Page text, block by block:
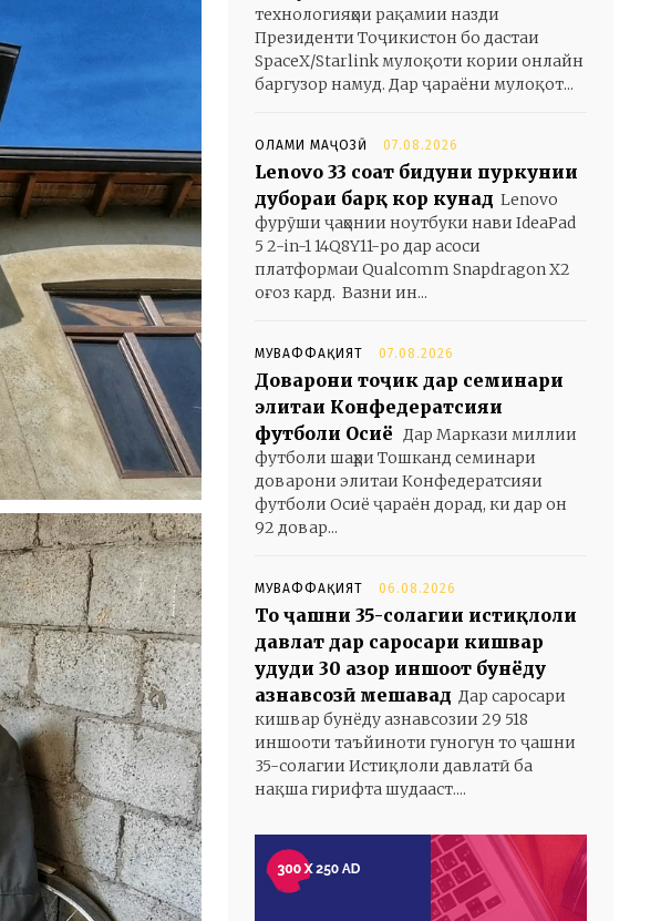
технологияҳои рақамии назди
Президенти Тоҷикистон бо дастаи
SpaceX/Starlink мулоқоти кории онлайн
баргузор намуд. Дар ҷараёни мулоқот...
ОЛАМИ МАҶОЗӢ 07.08.2026
Lenovo 33 соат бидуни пуркунии
дубораи барқ кор кунад Lenovo
фурӯши ҷаҳонии ноутбуки нави IdeaPad
5 2-in-1 14Q8Y11-ро дар асоси
платформаи Qualcomm Snapdragon X2
оғоз кард. Вазни ин...
МУВАФФАҚИЯТ 07.08.2026
Доварони тоҷик дар семинари
элитаи Конфедератсияи
футболи Осиё Дар Маркази миллии
футболи шаҳри Тошканд семинари
доварони элитаи Конфедератсияи
футболи Осиё ҷараён дорад, ки дар он
92 довар...
МУВАФФАҚИЯТ 06.08.2026
То ҷашни 35-солагии истиқлоли
давлат дар саросари кишвар
ҳудуди 30 ҳазор иншоот бунёду
азнавсозӣ мешавад Дар саросари
кишвар бунёду азнавсозии 29 518
иншооти таъйиноти гуногун то ҷашни
35-солагии Истиқлоли давлатӣ ба
нақша гирифта шудааст....